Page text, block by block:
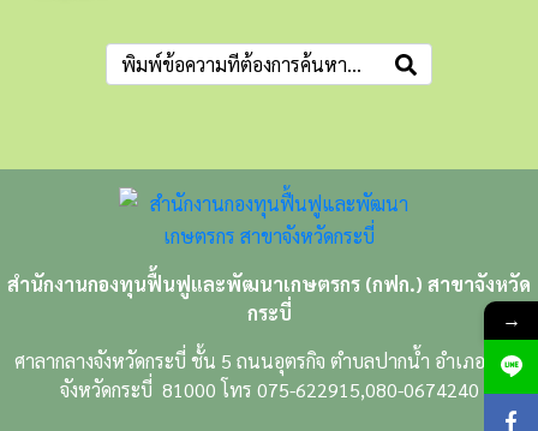
สำนักงานกองทุนฟื้นฟูและพัฒนาเกษตรกร (กฟก.) สาขาจังหวัด
กระบี่
ศาลากลางจังหวัดกระบี่ ชั้น 5 ถนนอุตรกิจ ตำบลปากน้ำ อำเภอเมือง
จังหวัดกระบี่ 81000 โทร 075-622915,080-0674240
→